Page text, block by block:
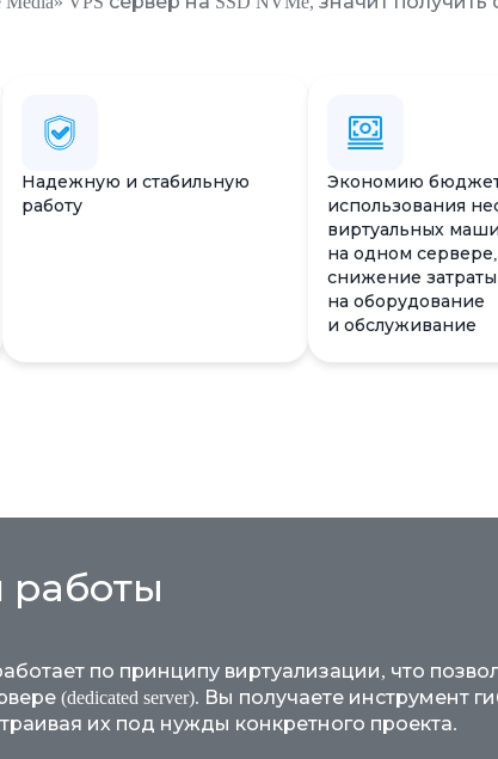
Надежную и стабильную
работу
Экономию
использования
виртуальных
на одном сервере,
снижение затраты
на оборудование
и обслуживание
работы
по принципу виртуализации, что
(dedicated server). Вы получаете
их под нужды конкретного проекта.